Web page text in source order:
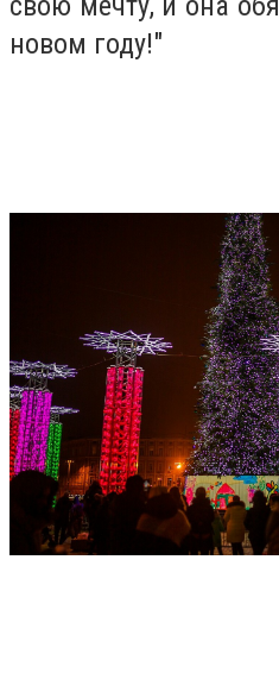
новом году!"